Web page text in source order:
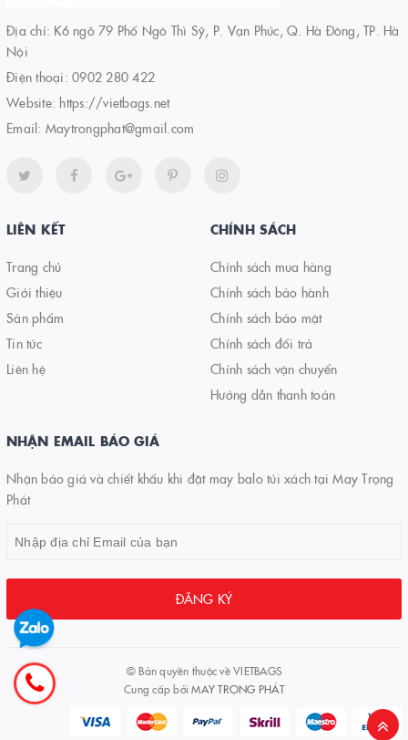
Địa chỉ: K6 ngõ 79 Phố Ngô Thì Sỹ, P. Vạn Phúc, Q. Hà Đông, TP. Hà
Nội
Điện thoại: 0902 280 422
Website: https://vietbags.net
Email: Maytrongphat@gmail.com
LIÊN KẾT
Trang chủ
Giới thiệu
Sản phẩm
Tin tức
Liên hệ
CHÍNH SÁCH
Chính sách mua hàng
Chính sách bảo hành
Chính sách bảo mật
Chính sách đổi trả
Chính sách vận chuyển
Hướng dẫn thanh toán
NHẬN EMAIL BÁO GIÁ
Nhận báo giá và chiết khấu khi đặt may balo túi xách tại May Trọng
Phát
ĐĂNG KÝ
© Bản quyền thuộc vềVIETBAGS
Cung cấp bởiMAY TRỌNG PHÁT